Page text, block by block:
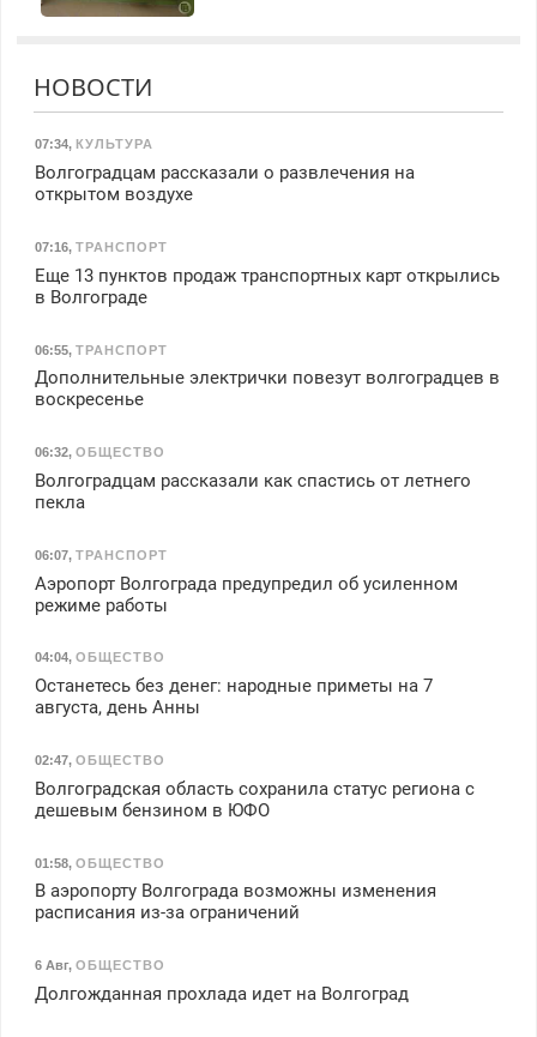
НОВОСТИ
07:34, КУЛЬТУРА
Волгоградцам рассказали о развлечения на
открытом воздухе
07:16, ТРАНСПОРТ
Еще 13 пунктов продаж транспортных карт открылись
в Волгограде
06:55, ТРАНСПОРТ
Дополнительные электрички повезут волгоградцев в
воскресенье
06:32, ОБЩЕСТВО
Волгоградцам рассказали как спастись от летнего
пекла
06:07, ТРАНСПОРТ
Аэропорт Волгограда предупредил об усиленном
режиме работы
04:04, ОБЩЕСТВО
Останетесь без денег: народные приметы на 7
августа, день Анны
02:47, ОБЩЕСТВО
Волгоградская область сохранила статус региона с
дешевым бензином в ЮФО
01:58, ОБЩЕСТВО
В аэропорту Волгограда возможны изменения
расписания из-за ограничений
6 Авг, ОБЩЕСТВО
Долгожданная прохлада идет на Волгоград